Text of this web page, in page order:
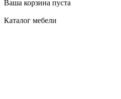
Ваша корзина пуста
Каталог мебели